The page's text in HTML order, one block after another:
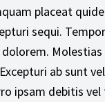
placeat
sequi.
ab sunt
ipsam debitis vel